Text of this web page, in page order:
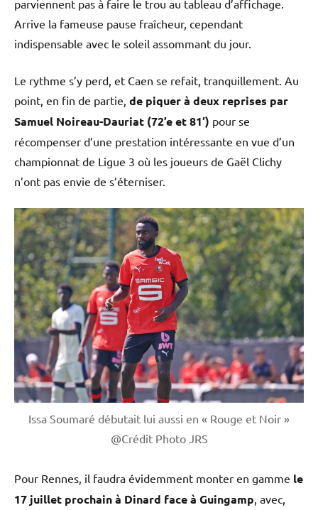
parviennent pas à faire le trou au tableau d’affichage.
Arrive la fameuse pause fraîcheur, cependant
indispensable avec le soleil assommant du jour.
Le rythme s’y perd, et Caen se refait, tranquillement. Au
point, en fin de partie, de piquer à deux reprises par
Samuel Noireau-Dauriat (72’e et 81′) pour se
récompenser d’une prestation intéressante en vue d’un
championnat de Ligue 3 où les joueurs de Gaël Clichy
n’ont pas envie de s’éterniser.
Issa Soumaré débutait lui aussi en « Rouge et Noir »
@Crédit Photo JRS
Pour Rennes, il faudra évidemment monter en gamme le
17 juillet prochain à Dinard face à Guingamp , avec,